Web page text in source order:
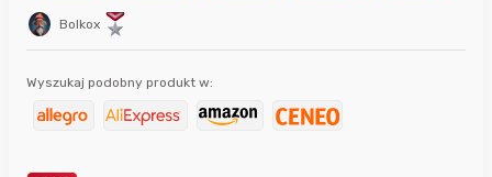
Bolkox
Wyszukaj podobny produkt w: